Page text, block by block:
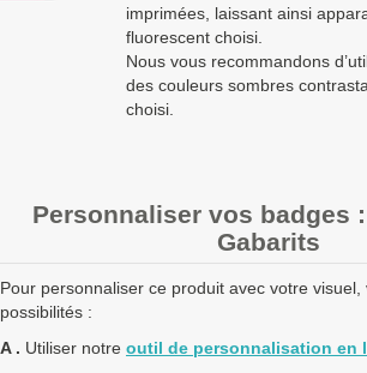
imprimées, laissant ainsi
fluorescent choisi.
Nous vous recommandons
des couleurs sombres
choisi.
Personnaliser vos badges
Gabarits
Pour personnaliser ce produit avec votre
possibilités :
A . Utiliser notre outil de personnalisation en